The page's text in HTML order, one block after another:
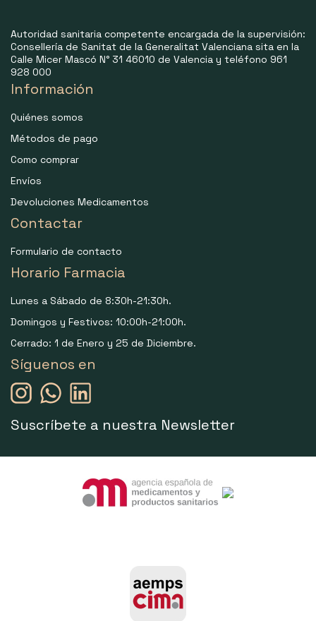
Autoridad sanitaria competente encargada de la supervisión:
Consellería de Sanitat de la Generalitat Valenciana sita en la
Calle Micer Mascó N° 31 46010 de Valencia y teléfono 961
928 000
Información
Quiénes somos
Métodos de pago
Como comprar
Envíos
Devoluciones Medicamentos
Contactar
Formulario de contacto
Horario Farmacia
Lunes a Sábado de 8:30h-21:30h.
Domingos y Festivos: 10:00h-21:00h.
Cerrado: 1 de Enero y 25 de Diciembre.
Síguenos en
Suscríbete a nuestra Newsletter